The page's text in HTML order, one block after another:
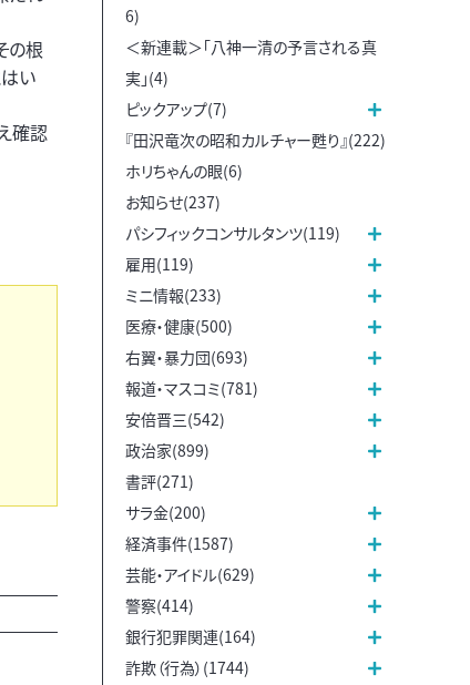
の根
い
確認
6)
＜新連載＞「八神一清の予言される真
実」(4)
ピックアップ(7)
『田沢竜次の昭和カルチャー甦り』(222)
ホリちゃんの眼(6)
お知らせ(237)
パシフィックコンサルタンツ(119)
雇用(119)
ミニ情報(233)
医療・健康(500)
右翼・暴力団(693)
報道・マスコミ(781)
安倍晋三(542)
政治家(899)
書評(271)
サラ金(200)
経済事件(1587)
芸能・アイドル(629)
警察(414)
銀行犯罪関連(164)
詐欺（行為）(1744)